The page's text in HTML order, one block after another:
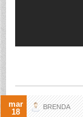
mar
18
BRENDA